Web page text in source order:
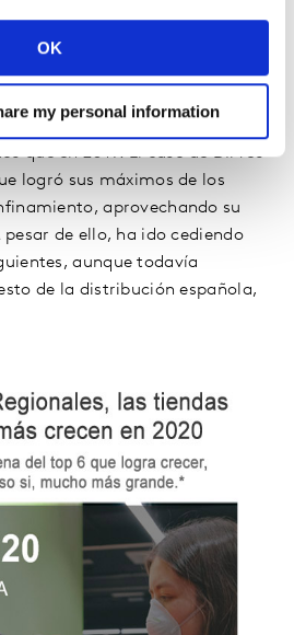
OK
my personal information
fases de este año.
meses unas cuotas
a comienzo de año, pero no
en octubre se situó con un
que en 2019. El caso de DIA es
logró sus máximos de los
aprovechando su
de ello, ha ido cediendo
aunque todavía
de la distribución española,